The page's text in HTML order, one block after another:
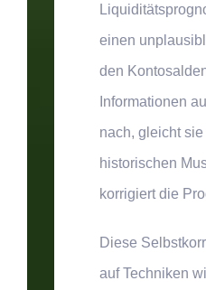
einen
den
Informationen
nach, gleicht sie
historischen
korrigiert die
Diese
auf Techniken